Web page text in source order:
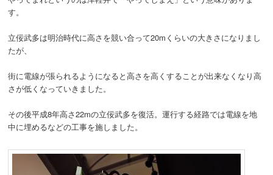
す。
立佞武多は明治時代に高さを競い合って20mくらいの大きさになりまし
たが、
街に電線が張られるようになると高さを高くすることが出来なくなり高
さが低くなっていきました。
その後平成8年高さ22mの立佞武多を復活。運行する経路では電線を地
中に埋めるなどの工事を施しました。